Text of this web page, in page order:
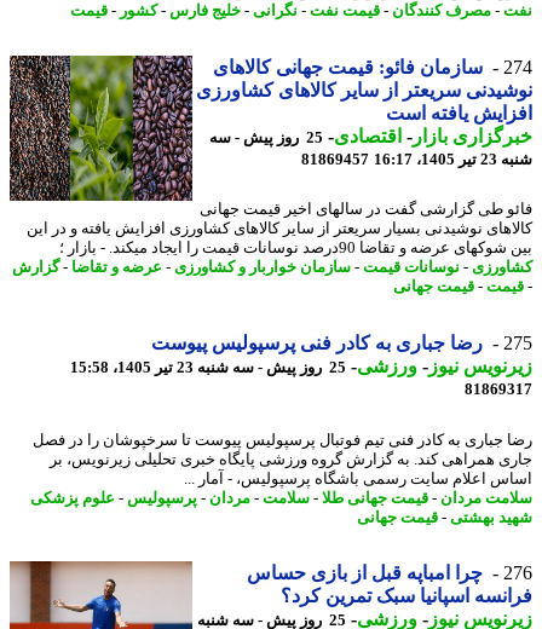
-مصرف کنندگان-قیمت نفت -نگرانی- خلیج فارس-کشور-قیمت
سازمان فائو: قیمت جهانی کالاهای
سریعتر از سایر کالاهای کشاورزی
یافته است
بازار- اقتصادی-
25 روز پیش - سه
16:17
81869457
طی گزارشی گفت در سالهای اخیر قیمت جهانی
نوشیدنی بسیار سریعتر از سایر کالاهای کشاورزی افزایش یافته و در این
عرضه و تقاضا 90درصد نوسانات قیمت را ایجاد میکند. - بازار ؛
- نوسانات قیمت-سازمان خواربار و کشاورزی- عرضه و تقاضا-گزارش
-قیمت جهانی
رضا جباری به کادر فنی پرسپولیس پیوست
نیوز-ورزشی-25 روز پیش - سه شنبه 23 تیر 1405، 15:58
جباری به کادر فنی تیم فوتبال پرسپولیس پیوست تا سرخپوشان را در فصل
همراهی کند. به گزارش گروه ورزشی پایگاه خبری تحلیلی زیرنویس، بر
اعلام سایت رسمی باشگاه پرسپولیس، - آمار ...
مردان - قیمت جهانی طلا -سلامت-مردان - پرسپولیس-علوم پزشکی
بهشتی-قیمت جهانی
چرا امباپه قبل از بازی حساس
اسپانیا سبک تمرین کرد؟
نیوز-ورزشی- 25 روز پیش - سه شنبه